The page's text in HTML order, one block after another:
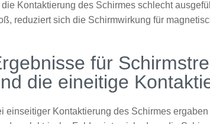
die Kontaktierung des Schirmes schlecht
reduziert sich die Schirmwirkung für
für
die eineitige
einseitiger Kontaktierung des Schirmes